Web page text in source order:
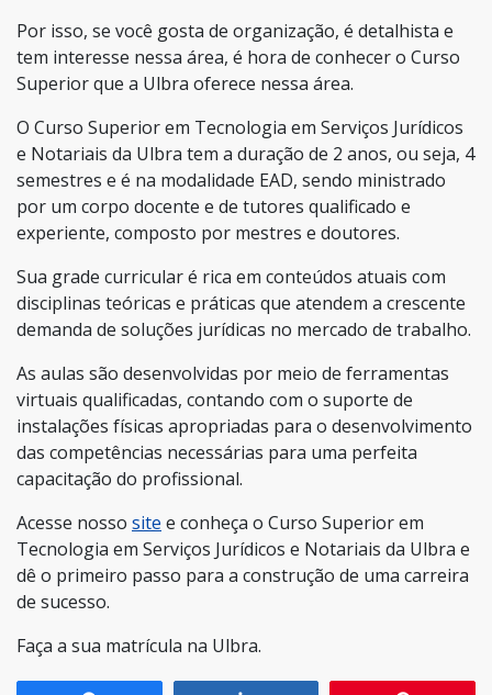
Por isso, se você gosta de organização, é detalhista e
tem interesse nessa área, é hora de conhecer o Curso
Superior que a Ulbra oferece nessa área.
O Curso Superior em Tecnologia em Serviços Jurídicos
e Notariais da Ulbra tem a duração de 2 anos, ou seja, 4
semestres e é na modalidade EAD, sendo ministrado
por um corpo docente e de tutores qualificado e
experiente, composto por mestres e doutores.
Sua grade curricular é rica em conteúdos atuais com
disciplinas teóricas e práticas que atendem a crescente
demanda de soluções jurídicas no mercado de trabalho.
As aulas são desenvolvidas por meio de ferramentas
virtuais qualificadas, contando com o suporte de
instalações físicas apropriadas para o desenvolvimento
das competências necessárias para uma perfeita
capacitação do profissional.
Acesse nosso site e conheça o Curso Superior em
Tecnologia em Serviços Jurídicos e Notariais da Ulbra e
dê o primeiro passo para a construção de uma carreira
de sucesso.
Faça a sua matrícula na Ulbra.